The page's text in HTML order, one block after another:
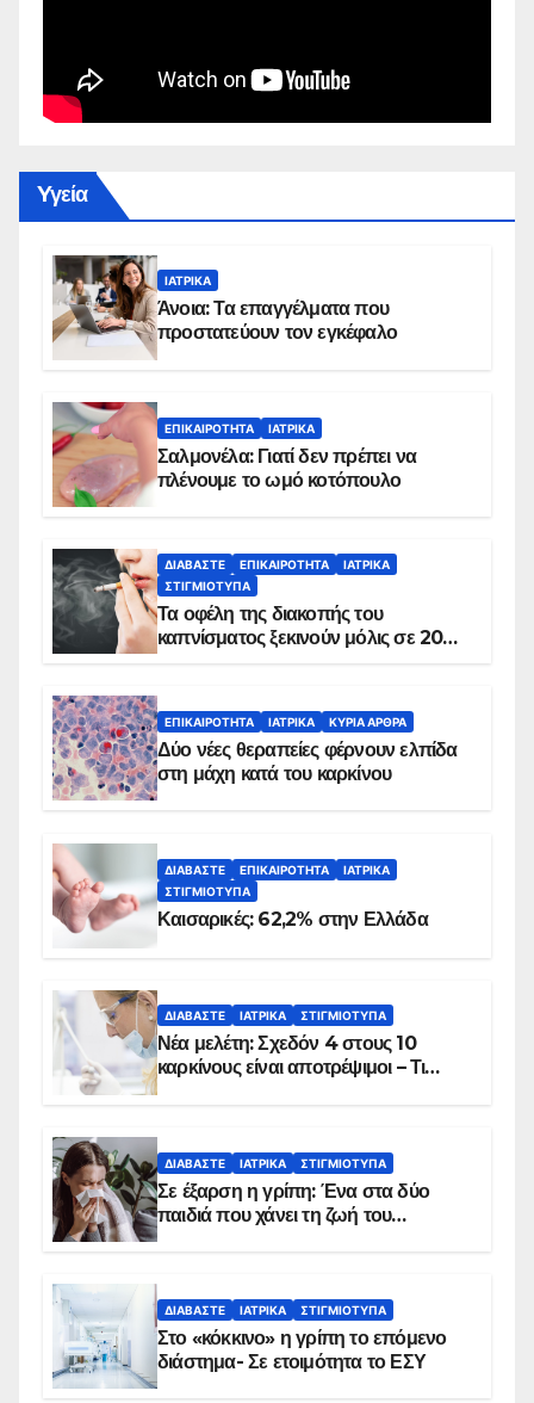
Yγεία
ΙΑΤΡΙΚΆ
Άνοια: Τα επαγγέλματα που
προστατεύουν τον εγκέφαλο
ΕΠΙΚΑΙΡΌΤΗΤΑ ΙΑΤΡΙΚΆ
Σαλμονέλα: Γιατί δεν πρέπει να
πλένουμε το ωμό κοτόπουλο
ΔΙΑΒΆΣΤΕ ΕΠΙΚΑΙΡΌΤΗΤΑ
ΙΑΤΡΙΚΆ
ΣΤΙΓΜΙΌΤΥΠΑ
Τα οφέλη της διακοπής του
καπνίσματος ξεκινούν μόλις σε 20
ΕΠΙΚΑΙΡΌΤΗΤΑ ΙΑΤΡΙΚΆ ΚΥΡΙΑ ΑΡΘΡΑ
Δύο νέες θεραπείες φέρνουν ελπίδα
στη μάχη κατά του καρκίνου
ΔΙΑΒΆΣΤΕ ΕΠΙΚΑΙΡΌΤΗΤΑ
ΙΑΤΡΙΚΆ
ΣΤΙΓΜΙΌΤΥΠΑ
Καισαρικές: 62,2% στην Ελλάδα
ΔΙΑΒΆΣΤΕ ΙΑΤΡΙΚΆ ΣΤΙΓΜΙΌΤΥΠΑ
Νέα μελέτη: Σχεδόν 4 στους 10
καρκίνους είναι αποτρέψιμοι – Τι
ΔΙΑΒΆΣΤΕ ΙΑΤΡΙΚΆ ΣΤΙΓΜΙΌΤΥΠΑ
Σε έξαρση η γρίπη: Ένα στα δύο
παιδιά που χάνει τη ζωή του
ΔΙΑΒΆΣΤΕ ΙΑΤΡΙΚΆ ΣΤΙΓΜΙΌΤΥΠΑ
Στο «κόκκινο» η γρίπη το επόμενο
διάστημα- Σε ετοιμότητα το ΕΣΥ